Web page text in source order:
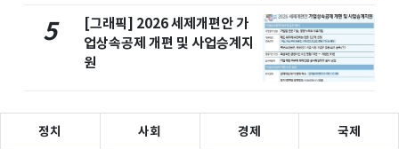
5
[그래픽] 2026 세제개편안 가
업상속공제 개편 및 사업승계지
원
정치 사회 경제 국제